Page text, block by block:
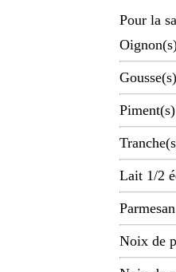
Pour la
Lait 1/2
Noix de